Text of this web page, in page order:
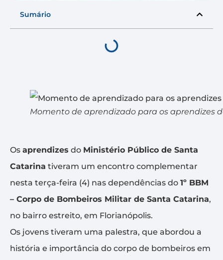
Sumário
Momento de aprendizado para os aprendizes
Os aprendizes do Ministério Público de Santa
Catarina tiveram um encontro complementar
nesta terça-feira (4) nas dependências do 1º BBM
– Corpo de Bombeiros Militar de Santa Catarina,
no bairro estreito, em Florianópolis.
Os jovens tiveram uma palestra, que abordou a
história e importância do corpo de bombeiros em